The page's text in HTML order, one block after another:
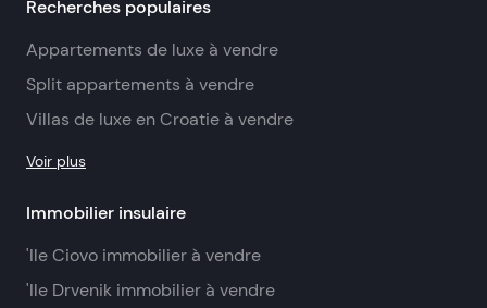
Recherches populaires
Appartements de luxe à vendre
Split appartements à vendre
Villas de luxe en Croatie à vendre
Voir plus
Immobilier insulaire
'Ile Ciovo immobilier à vendre
'Ile Drvenik immobilier à vendre